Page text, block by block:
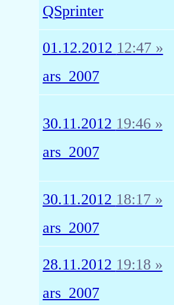
QSprinter
01.12.2012 12:47 »
ars_2007
30.11.2012 19:46 »
ars_2007
30.11.2012 18:17 »
ars_2007
28.11.2012 19:18 »
ars_2007